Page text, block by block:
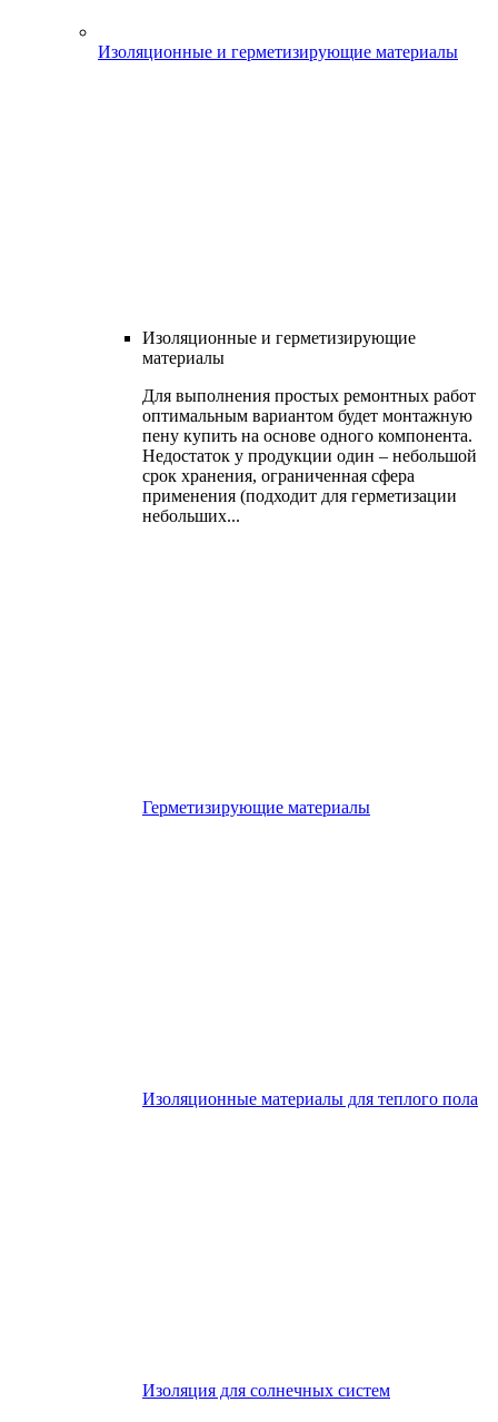
Изоляционные и герметизирующие материалы
Изоляционные и герметизирующие
материалы
Для выполнения простых ремонтных работ
оптимальным вариантом будет монтажную
пену купить на основе одного компонента.
Недостаток у продукции один – небольшой
срок хранения, ограниченная сфера
применения (подходит для герметизации
небольших...
Герметизирующие материалы
Изоляционные материалы для теплого пола
Изоляция для солнечных систем